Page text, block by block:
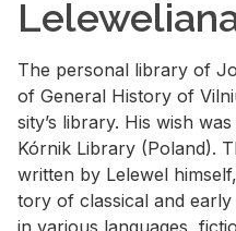
The per­sonal li­brary of
of Gen­eral His­tory of
si­ty’s li­brary. His wish
Kórnik Li­brary (Poland).
writ­ten by Lelewel
tory of clas­si­cal and
in var­i­ous lan­guages,